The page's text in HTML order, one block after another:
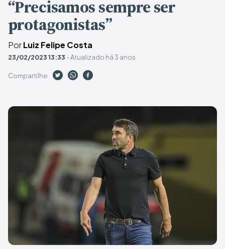
“Precisamos sempre ser
protagonistas”
PorLuiz Felipe Costa
23/02/2023 13:33 - Atualizado há 3 anos
Compartilhe